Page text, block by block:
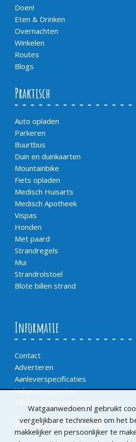
Doen!
Eten & Drinken
Overnachten
Winkelen
Routes
Blogs
Praktisch
Auto opladen
Parkeren
Buurtbus
Duin en duinkaarten
Mountainbike
Fiets opladen
Medisch Huisarts
Medisch Apotheek
Vispas
Honden
Met paard
Strandregels
Mui
Strandrolstoel
Blote billen strand
Informatie
Contact
Adverteren
Aanleverspecificaties
Vakantiemagazine
Afhaalpunten vakantiemagazine
Facebook en Instagram
Watgaanwedoen.nl gebruikt
vergelijkbare technieken om het
makkelijker en persoonlijker te